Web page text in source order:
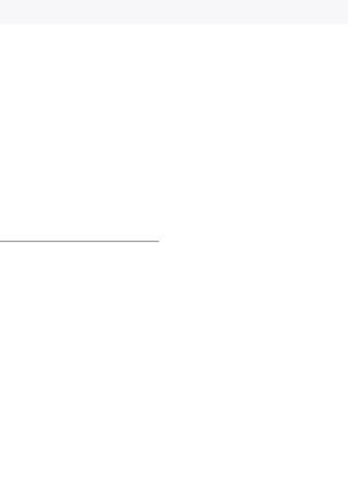
ณา สินค้า บ้าน
มงาน บริํษัทใหญ่
งาน บริํษัทใหญ่ รับประกันผลงาน ที่เดียวในเมือง